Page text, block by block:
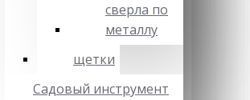
сверла по
металлу
щетки
Садовый инструмент